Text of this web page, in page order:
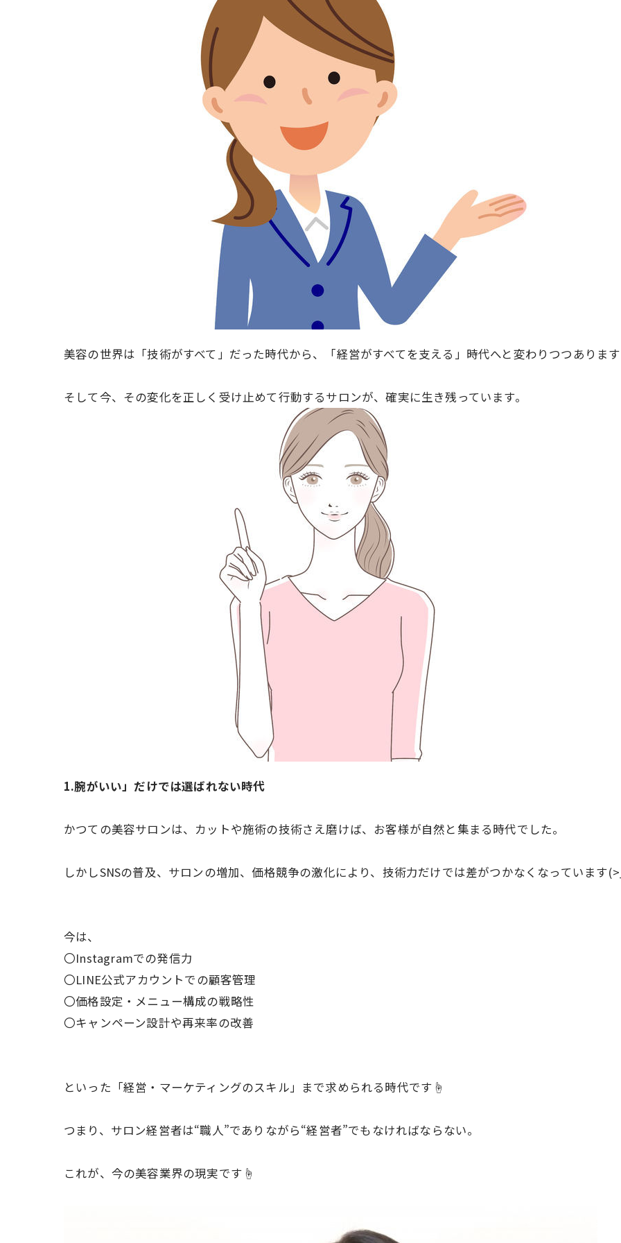
美容の世界は「技術がすべて」だった時代から、「経営がすべてを支える」時代へと変わりつつありま
そして今、その変化を正しく受け止めて行動するサロンが、確実に生き残っています。
1.腕がいい」だけでは選ばれない時代
かつての美容サロンは、カットや施術の技術さえ磨けば、お客様が自然と集まる時代でした。
しかしSNSの普及、サロンの増加、価格競争の激化により、技術力だけでは差がつかなくなっています
今は、
〇Instagramでの発信力
〇LINE公式アカウントでの顧客管理
〇価格設定・メニュー構成の戦略性
〇キャンペーン設計や再来率の改善
といった「経営・マーケティングのスキル」まで求められる時代です☝
つまり、サロン経営者は“職人”でありながら“経営者”でもなければならない。
これが、今の美容業界の現実です☝